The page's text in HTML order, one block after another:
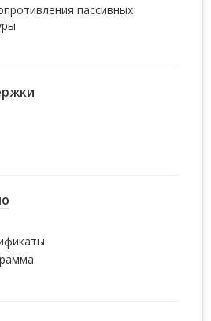
пассивных